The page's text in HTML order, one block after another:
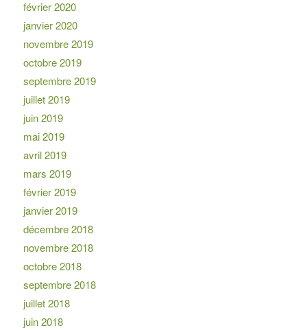
février 2020
janvier 2020
novembre 2019
octobre 2019
septembre 2019
juillet 2019
juin 2019
mai 2019
avril 2019
mars 2019
février 2019
janvier 2019
décembre 2018
novembre 2018
octobre 2018
septembre 2018
juillet 2018
juin 2018